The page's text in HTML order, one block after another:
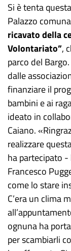
Si è tenta
Palazzo
ricavato della
Volontariato”,
parco del
dalle
finanziare il
bambini e ai
ideato in
Caiano.
realizzare
ha partecipato
Francesco
come lo stare
C’era un clima
ognuna ha
per scambiarli